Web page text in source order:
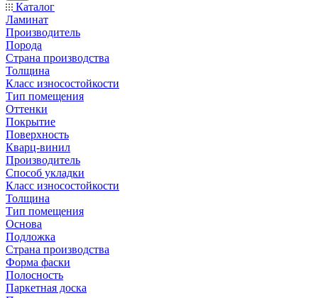
Каталог
Ламинат
Производитель
Порода
Страна производства
Толщина
Класс износостойкости
Тип помещения
Оттенки
Покрытие
Поверхность
Кварц-винил
Производитель
Способ укладки
Класс износостойкости
Толщина
Тип помещения
Основа
Подложка
Страна производства
Форма фаски
Полосность
Паркетная доска